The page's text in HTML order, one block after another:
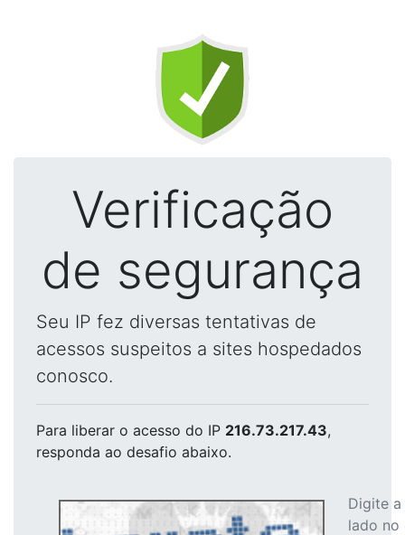
Verificação
de segurança
Seu IP fez diversas tentativas de
acessos suspeitos a sites hospedados
conosco.
Para liberar o acesso do IP 216.73.217.43,
responda ao desafio abaixo.
Digite
lado no